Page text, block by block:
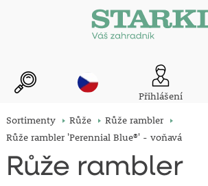
Přihlášení
Sortimenty Růže
Růže rambler
Růže rambler 'Perennial Blue®' - voňavá
Růže rambler